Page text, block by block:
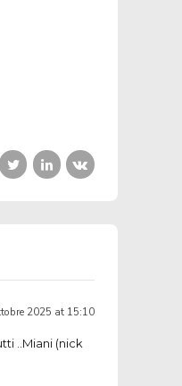
2025 at 15:10
..Miani (nick